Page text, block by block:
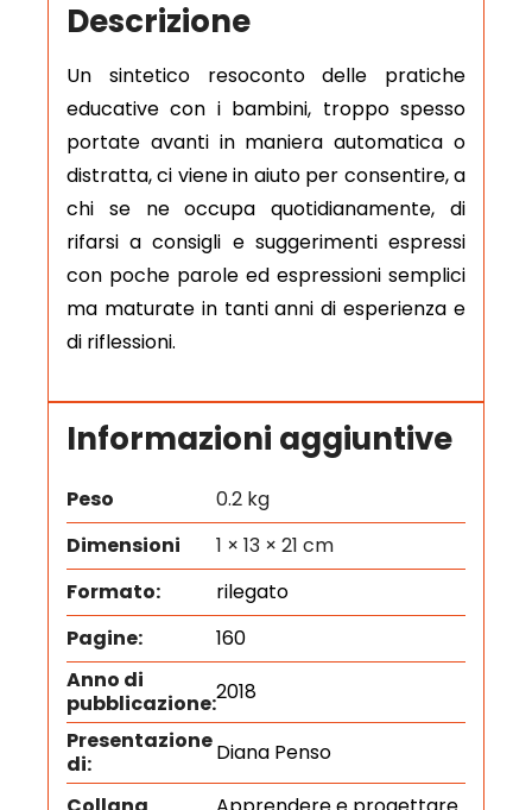
Descrizione
Un sintetico resoconto delle pratiche
educative con i bambini, troppo spesso
portate avanti in maniera automatica o
distratta, ci viene in aiuto per consentire, a
chi se ne occupa quotidianamente, di
rifarsi a consigli e suggerimenti espressi
con poche parole ed espressioni semplici
ma maturate in tanti anni di esperienza e
di riflessioni.
Informazioni aggiuntive
Peso
0.2 kg
Dimensioni
1 × 13 × 21 cm
Formato:
rilegato
Pagine:
160
Anno di
pubblicazione:2018
Presentazione
di:
Diana Penso